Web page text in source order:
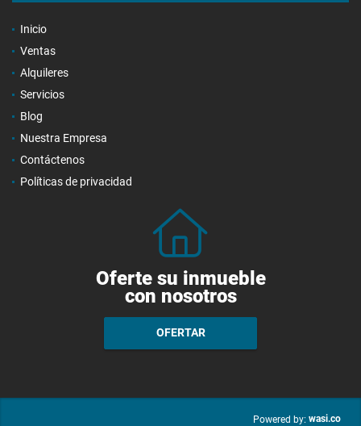
Inicio
Ventas
Alquileres
Servicios
Blog
Nuestra Empresa
Contáctenos
Políticas de privacidad
Oferte su inmueble
con nosotros
OFERTAR
Powered by: wasi.co